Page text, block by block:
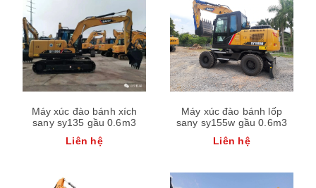
Máy xúc đào bánh xích
sany sy135 gầu 0.6m3
Liên hệ
Máy xúc đào bánh lốp
sany sy155w gầu 0.6m3
Liên hệ